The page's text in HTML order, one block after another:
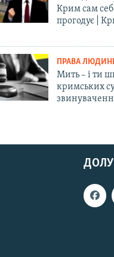
Крим сам
прогодує |
ПРАВА
Мить – і ти
кримських